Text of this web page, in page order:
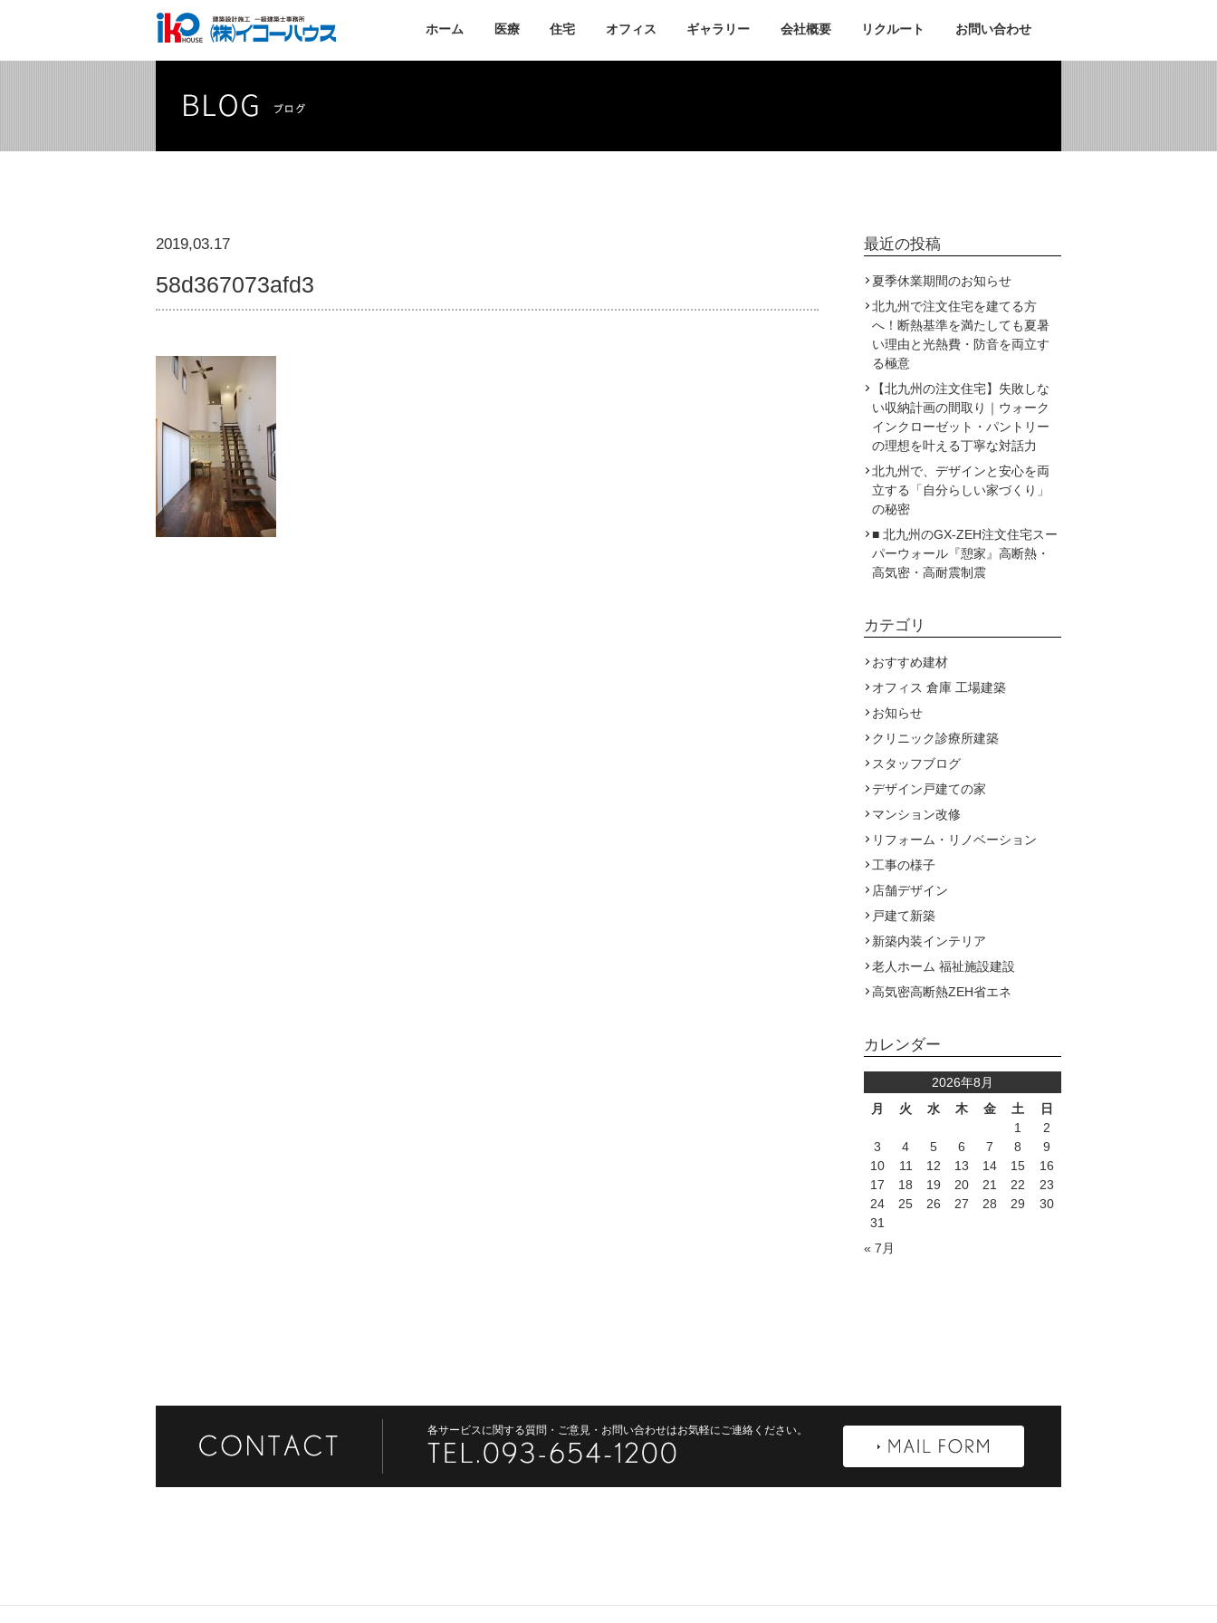
ホーム 医療
開業医療支援
不動産
住宅
リフォーム
リノベーション
オフィス ギャラリー 会社概要 リクルート お問い合わせ
2019,03.17
58d367073afd3
最近の投稿
夏季休業期間のお知らせ
北九州で注文住宅を建てる方
へ！断熱基準を満たしても夏暑
い理由と光熱費・防音を両立す
る極意
【北九州の注文住宅】失敗しな
い収納計画の間取り｜ウォーク
インクローゼット・パントリー
の理想を叶える丁寧な対話力
北九州で、デザインと安心を両
立する「自分らしい家づくり」
の秘密
■ 北九州のGX-ZEH注文住宅スー
パーウォール『憩家』高断熱・
高気密・高耐震制震
カテゴリ
おすすめ建材
オフィス 倉庫 工場建築
お知らせ
クリニック診療所建築
スタッフブログ
デザイン戸建ての家
マンション改修
リフォーム・リノベーション
工事の様子
店舗デザイン
戸建て新築
新築内装インテリア
老人ホーム 福祉施設建設
高気密高断熱ZEH省エネ
カレンダー
2026年8月
月
火 水 木 金 土 日
« 7月
1
2
3
4 5 6 7 8
9
10
11 12 13 14 15
16
17
18 19 20 21 22
23
24
25 26 27 28 29
30
31
各サービスに関する質問・ご意見・お問い合わせはお気軽にご連絡ください。